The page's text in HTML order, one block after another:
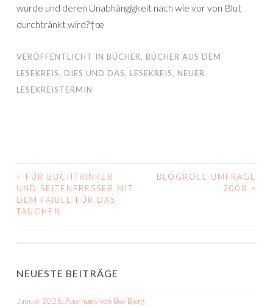
wurde und deren Unabhängigkeit nach wie vor von Blut
durchtränkt wird?†œ
VERÖFFENTLICHT IN BÜCHER, BÜCHER AUS DEM
LESEKREIS, DIES UND DAS, LESEKREIS, NEUER
LESEKREISTERMIN
BEITRAGS-
NAVIGATION
<
FÜR BUCHTRINKER
UND SEITENFRESSER MIT
DEM FAIBLE FÜR DAS
TAUCHEN
BLOGROLL-UMFRAGE
2008
>
NEUESTE BEITRÄGE
Januar 2025: Auerhaus von Bov Bjerg